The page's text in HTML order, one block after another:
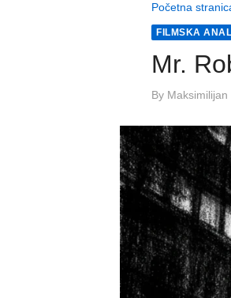
Početna
FILMSKA
Mr.
By Maksimilijan